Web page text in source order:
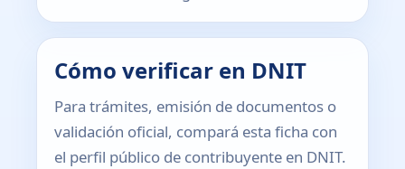
Cómo verificar en DNIT
Para trámites, emisión de documentos o
validación oficial, compará esta ficha con
el perfil público de contribuyente en DNIT.